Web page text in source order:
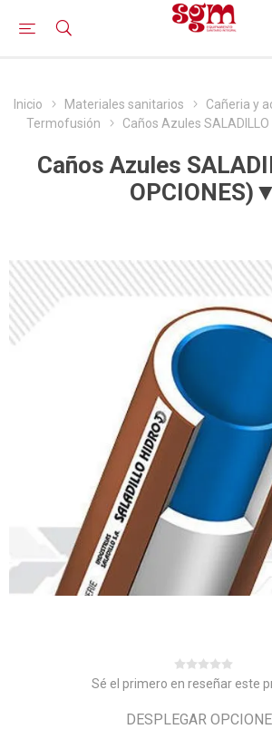
Inicio Materiales sanitarios
Cañeria y
Termofusión
Caños Azules
Caños Azules
OPCIONES)▼
Sé el primero en reseñar este
DESPLEGAR